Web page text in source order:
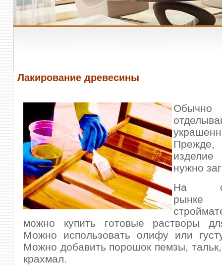
Лакирование древесины
Обычно
Прежде,
нужно
На
рынке
можно купить готовые растворы
Можно использовать олифу или
Можно добавить порошок пемзы,
крахмал.